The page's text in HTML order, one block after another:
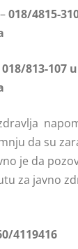
018/4815-
018/813-107
da su
je da
za javno
4119416